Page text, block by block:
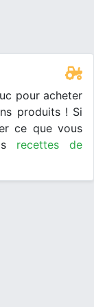
pour acheter
produits ! Si
ce que vous
recettes de